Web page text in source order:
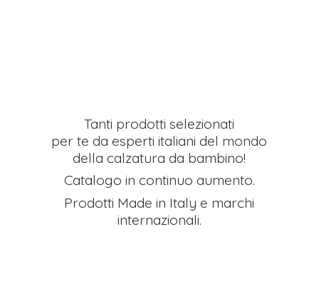
Tanti prodotti selezionati
per te da esperti italiani del mondo
della calzatura da bambino!
Catalogo in continuo aumento.
Prodotti Made in Italy e marchi
internazionali.